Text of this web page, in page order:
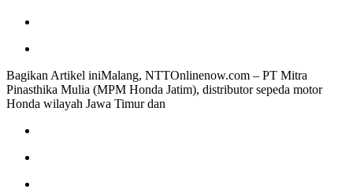
Bagikan Artikel iniMalang, NTTOnlinenow.com – PT Mitra
Pinasthika Mulia (MPM Honda Jatim), distributor sepeda motor
Honda wilayah Jawa Timur dan